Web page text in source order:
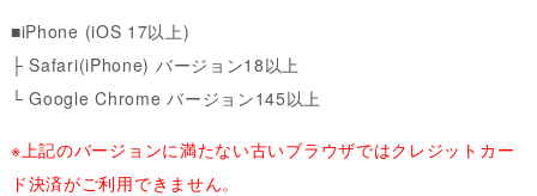
■iPhone (iOS 17以上)
├ Safari(iPhone) バージョン18以上
└ Google Chrome バージョン145以上
※上記のバージョンに満たない古いブラウザではクレジットカー
ド決済がご利用できません。